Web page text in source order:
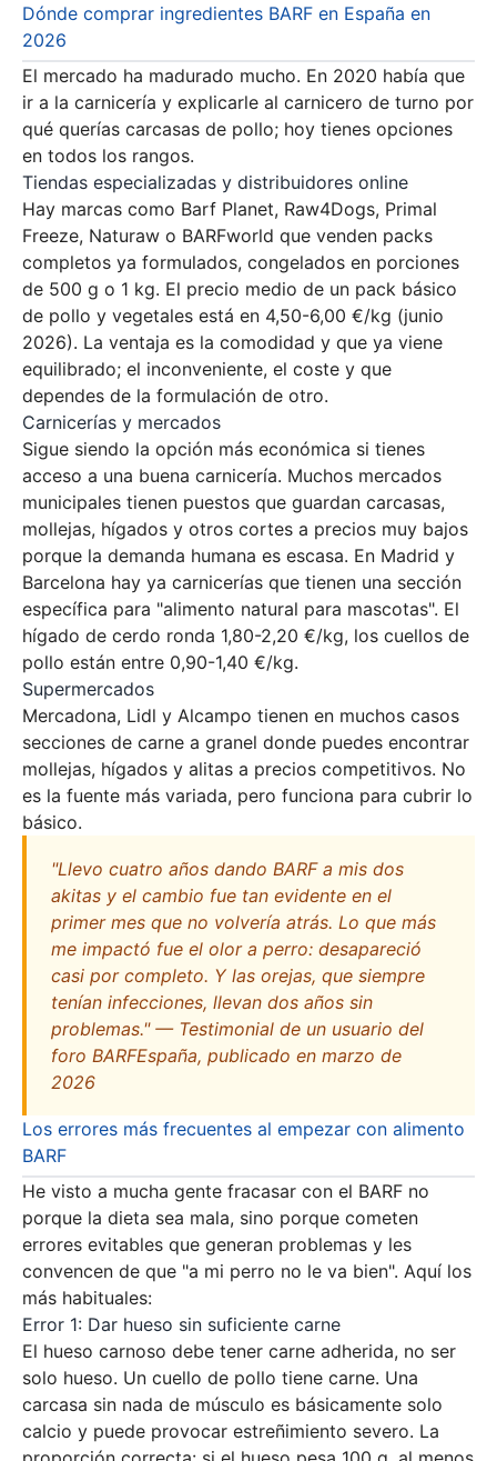
Dónde comprar ingredientes BARF en España en
2026
El mercado ha madurado mucho. En 2020 había que
ir a la carnicería y explicarle al carnicero de turno por
qué querías carcasas de pollo; hoy tienes opciones
en todos los rangos.
Tiendas especializadas y distribuidores online
Hay marcas como Barf Planet, Raw4Dogs, Primal
Freeze, Naturaw o BARFworld que venden packs
completos ya formulados, congelados en porciones
de 500 g o 1 kg. El precio medio de un pack básico
de pollo y vegetales está en 4,50-6,00 €/kg (junio
2026). La ventaja es la comodidad y que ya viene
equilibrado; el inconveniente, el coste y que
dependes de la formulación de otro.
Carnicerías y mercados
Sigue siendo la opción más económica si tienes
acceso a una buena carnicería. Muchos mercados
municipales tienen puestos que guardan carcasas,
mollejas, hígados y otros cortes a precios muy bajos
porque la demanda humana es escasa. En Madrid y
Barcelona hay ya carnicerías que tienen una sección
específica para "alimento natural para mascotas". El
hígado de cerdo ronda 1,80-2,20 €/kg, los cuellos de
pollo están entre 0,90-1,40 €/kg.
Supermercados
Mercadona, Lidl y Alcampo tienen en muchos casos
secciones de carne a granel donde puedes encontrar
mollejas, hígados y alitas a precios competitivos. No
es la fuente más variada, pero funciona para cubrir lo
básico.
"Llevo cuatro años dando BARF a mis dos
akitas y el cambio fue tan evidente en el
primer mes que no volvería atrás. Lo que más
me impactó fue el olor a perro: desapareció
casi por completo. Y las orejas, que siempre
tenían infecciones, llevan dos años sin
problemas." — Testimonial de un usuario del
foro BARFEspaña, publicado en marzo de
2026
Los errores más frecuentes al empezar con alimento
BARF
He visto a mucha gente fracasar con el BARF no
porque la dieta sea mala, sino porque cometen
errores evitables que generan problemas y les
convencen de que "a mi perro no le va bien". Aquí los
más habituales:
Error 1: Dar hueso sin suficiente carne
El hueso carnoso debe tener carne adherida, no ser
solo hueso. Un cuello de pollo tiene carne. Una
carcasa sin nada de músculo es básicamente solo
calcio y puede provocar estreñimiento severo. La